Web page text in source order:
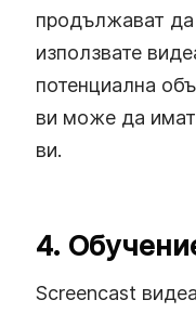
продължават
използвате
потенциална
ви може да имат
ви.
4.
Screencast